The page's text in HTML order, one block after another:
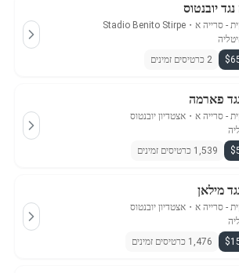
נגד יובנטוס
- סרייה א ・
Stadio Benito Stirpe
2 כרטיסים זמינים
פארמה
- סרייה א ・ אצטדיון יובנטוס
1,539 כרטיסים זמינים
מילאן
- סרייה א ・ אצטדיון יובנטוס
1,476 כרטיסים זמינים